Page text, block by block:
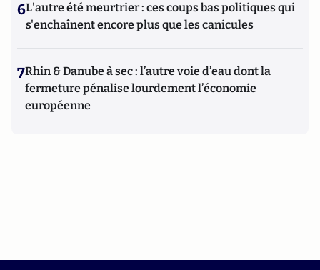
6L'autre été meurtrier : ces coups bas politiques qui
s'enchaînent encore plus que les canicules
7Rhin & Danube à sec : l’autre voie d’eau dont la
fermeture pénalise lourdement l’économie
européenne